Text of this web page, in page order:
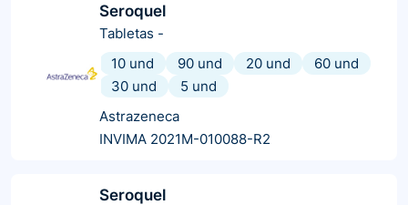
Seroquel
Tabletas -
10 und
90 und 20 und
60 und
30 und
5 und
Astrazeneca
INVIMA 2021M-010088-R2
Seroquel